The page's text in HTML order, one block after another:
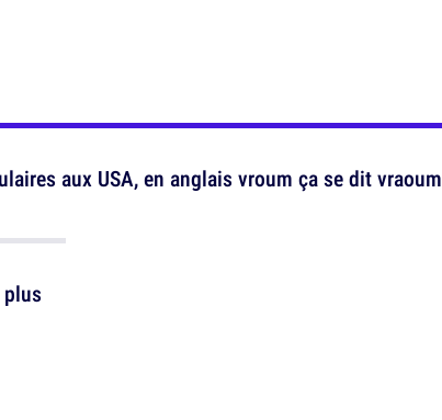
aux USA, en anglais vroum ça se dit vraoum